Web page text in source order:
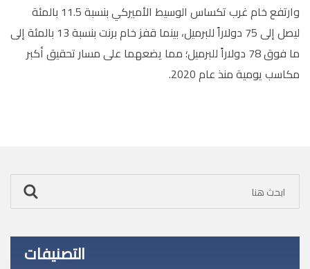
وارتفع خام غرب تكساس الوسيط الأميركي بنسبة 11.5 بالمئة
ليصل إلى 75 دولاراً للبرميل، بينما قفز خام برنت بنسبة 13 بالمئة إلى
ما فوق 78 دولاراً للبرميل؛ مما يضعهما على مسار تحقيق أكبر
مكاسب يومية منذ عام 2020
.
التصنيفات